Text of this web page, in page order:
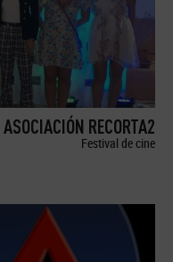
ASOCIACIÓN RECORTA2
Festival de cine